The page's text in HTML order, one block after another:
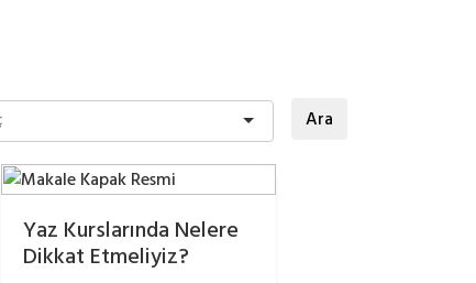
Ara
Yaz Kurslarında Nelere
Dikkat Etmeliyiz?